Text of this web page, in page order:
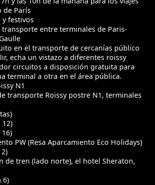
de París
festivos
transporte entre terminales de Paris-
en el transporte de cercanías público
echa un vistazo a diferentes roissy
circuitos a disposición gratuita para
terminal a otra en el área pública.
N1
transporte Roissy postre N1, terminales
12)
PW (Resa Aparcamiento Eco Holidays)
de tren (lado norte), el hotel Sheraton,
6)